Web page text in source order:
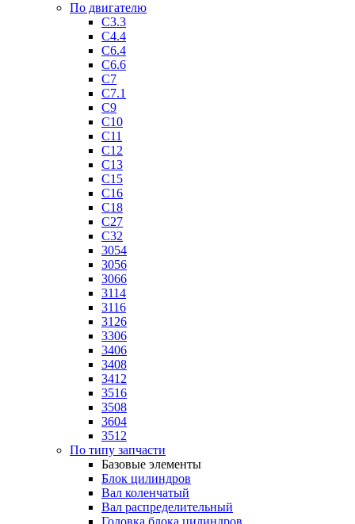
По двигателю
C3.3
C4.4
C6.4
C6.6
C7
C7.1
C9
C10
C11
C12
C13
C15
C16
C18
C27
C32
3054
3056
3066
3114
3116
3126
3306
3406
3408
3412
3516
3508
3604
3512
По типу запчасти
Базовые элементы
Блок цилиндров
Вал коленчатый
Вал распределительный
Головка блока цилиндров